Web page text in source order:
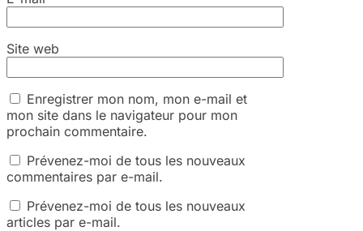
Site web
Enregistrer mon nom, mon e-mail et
mon site dans le navigateur pour mon
prochain commentaire.
Prévenez-moi de tous les nouveaux
commentaires par e-mail.
Prévenez-moi de tous les nouveaux
articles par e-mail.